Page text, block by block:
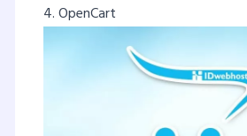
4. OpenCart